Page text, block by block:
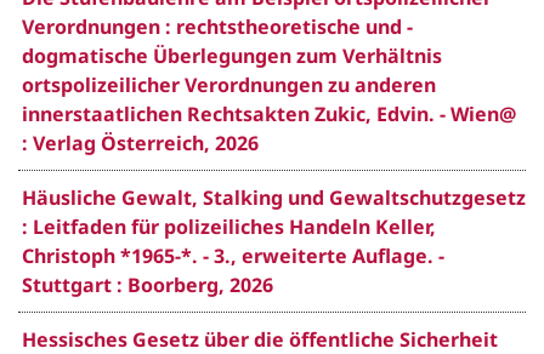
Verordnungen : rechtstheoretische und -
dogmatische Überlegungen zum Verhältnis
ortspolizeilicher Verordnungen zu anderen
innerstaatlichen Rechtsakten Zukic, Edvin. - Wien@
: Verlag Österreich, 2026
Häusliche Gewalt, Stalking und Gewaltschutzgesetz
: Leitfaden für polizeiliches Handeln Keller,
Christoph *1965-*. - 3., erweiterte Auflage. -
Stuttgart : Boorberg, 2026
Hessisches Gesetz über die öffentliche Sicherheit